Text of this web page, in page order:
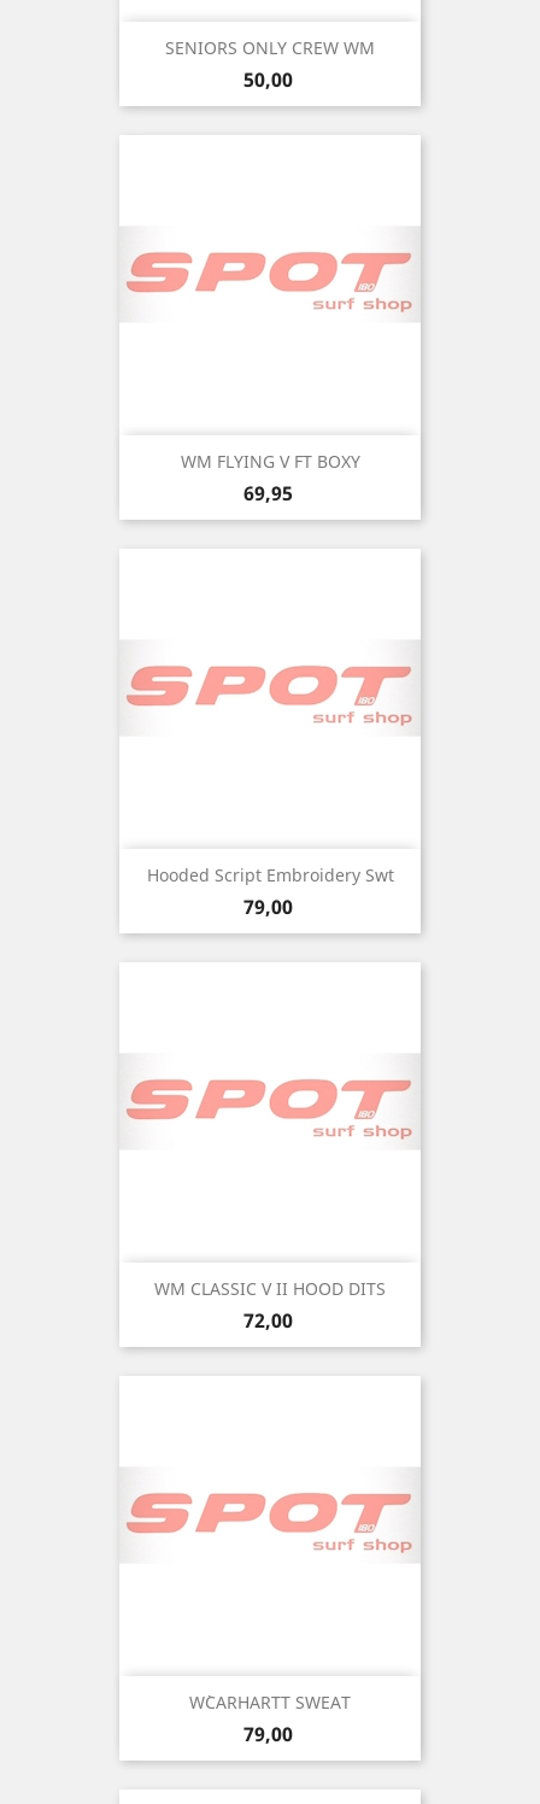
SENIORS ONLY CREW WM
Precio
50,00
WM FLYING V FT BOXY
Precio
69,95
Hooded Script Embroidery Swt
Precio
79,00
WM CLASSIC V II HOOD DITS
Precio
72,00
W`CARHARTT SWEAT
Precio
79,00